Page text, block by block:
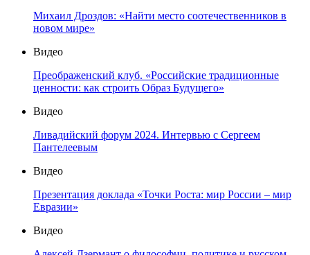
Михаил Дроздов: «Найти место соотечественников в
новом мире»
Видео
Преображенский клуб. «Российские традиционные
ценности: как строить Образ Будущего»
Видео
Ливадийский форум 2024. Интервью с Сергеем
Пантелеевым
Видео
Презентация доклада «Точки Роста: мир России – мир
Евразии»
Видео